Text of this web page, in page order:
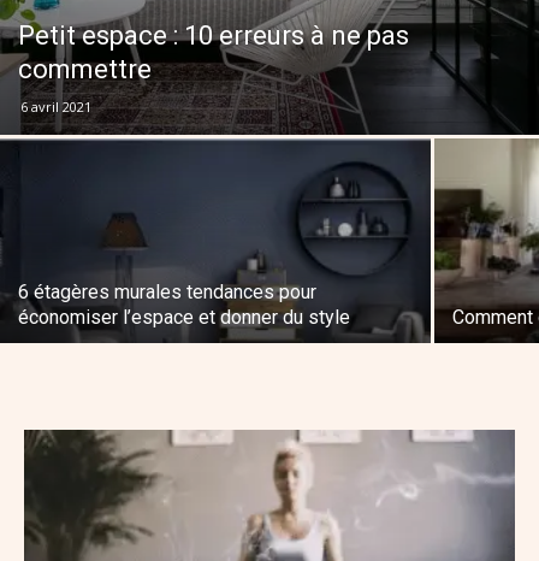
Petit espace : 10 erreurs à ne pas
commettre
6 avril 2021
6 étagères murales tendances pour
économiser l’espace et donner du style